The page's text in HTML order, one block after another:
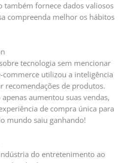
também fornece dados valiosos
compreenda melhor os hábitos
tecnologia sem mencionar
commerce utilizou a inteligência
recomendações de produtos.
aumentou suas vendas,
de compra única para
mundo saiu ganhando!
do entretenimento ao